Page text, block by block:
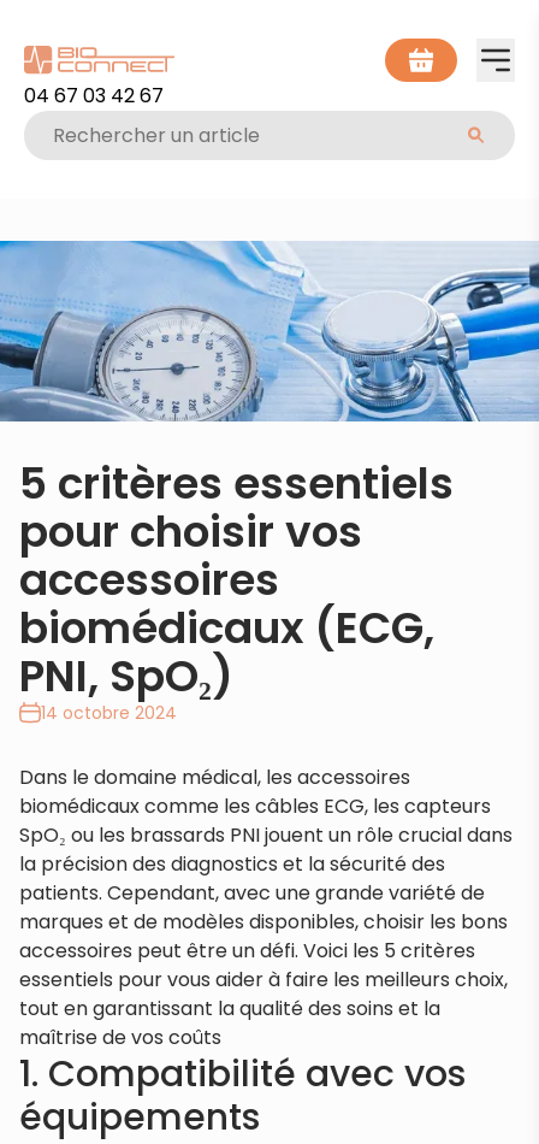
04 67 03 42 67
5 critères essentiels
pour choisir vos
accessoires
biomédicaux (ECG,
PNI, SpO₂)
14 octobre 2024
Dans le domaine médical, les accessoires
biomédicaux comme les câbles ECG, les capteurs
SpO₂ ou les brassards PNI jouent un rôle crucial dans
la précision des diagnostics et la sécurité des
patients. Cependant, avec une grande variété de
marques et de modèles disponibles, choisir les bons
accessoires peut être un défi. Voici les 5 critères
essentiels pour vous aider à faire les meilleurs choix,
tout en garantissant la qualité des soins et la
maîtrise de vos coûts
1. Compatibilité avec vos
équipements